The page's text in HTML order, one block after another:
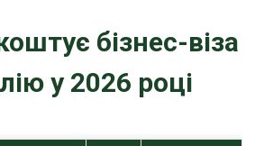
бізнес-віза
у 2026 році